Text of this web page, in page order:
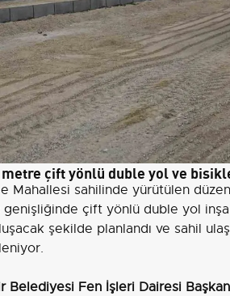
çift yönlü duble yol ve
Mahallesi sahilinde yürütülen
genişliğinde çift yönlü duble yol
şekilde planlandı ve sahil
Belediyesi Fen İşleri Dairesi